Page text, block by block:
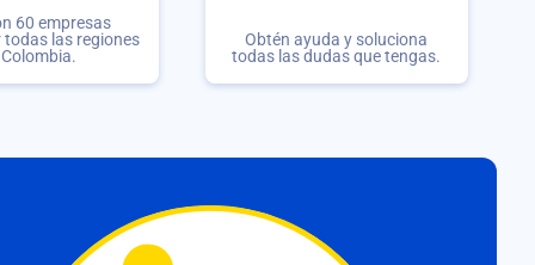
60 empresas
todas las regiones
Obtén ayuda y soluciona
todas las dudas que tengas.